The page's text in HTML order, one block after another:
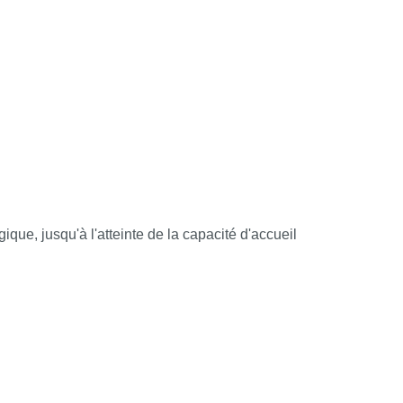
et le Responsable de la Formation émet
et le bilan est remonté au conseil
jusqu'à l'atteinte de la capacité d'accueil